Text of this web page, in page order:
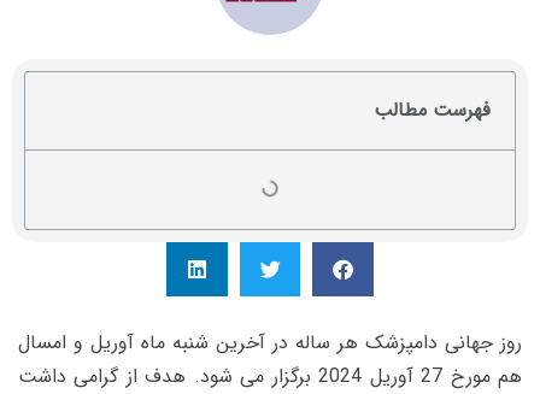
فهرست مطالب
روز جهانی دامپزشک هر ساله در آخرین شنبه ماه آوریل و امسال
هم مورخ 27 آوریل 2024 برگزار می شود. هدف از گرامی داشت